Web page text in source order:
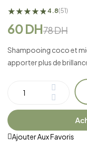
★★★★★
★4.8(51)
78DH
60DH
Shampooing coco et
apporter plus de
Ajouter Aux Favoris